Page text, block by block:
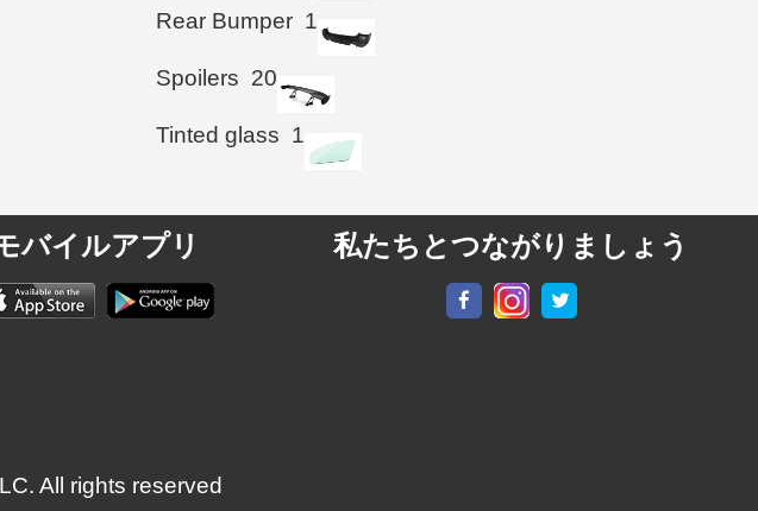
Rear Bumper 1
Spoilers 20
Tinted glass 1
バイルアプリ 私たちとつながりましょう
All rights reserved